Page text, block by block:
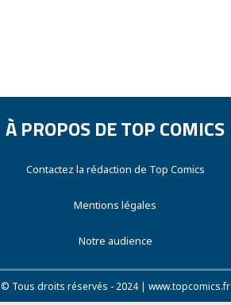
À PROPOS DE TOP COMICS
Contactez la rédaction de Top Comics
Mentions légales
Notre audience
© Tous droits réservés - 2024 | www.topcomics.fr